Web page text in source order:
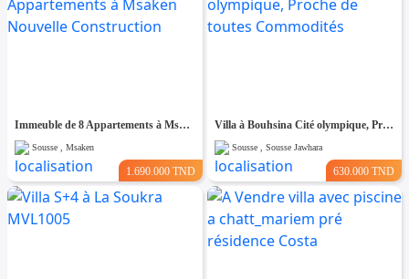
Immeuble de 8 Appartements à Msaken Nouvelle Construction
Sousse , Msaken
1.690.000 TND
Villa à Bouhsina Cité olympique, Proche de toutes Commodités
Sousse , Sousse Jawhara
630.000 TND